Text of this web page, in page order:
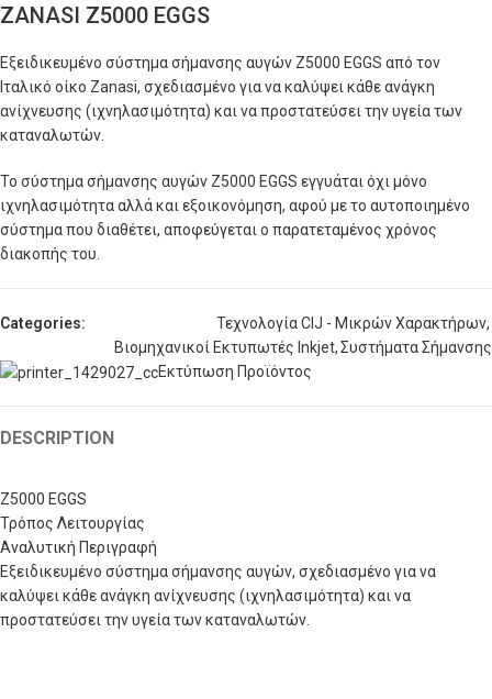
ZANASI Z5000 EGGS
Εξειδικευμένο σύστημα σήμανσης αυγών Z5000 EGGS από τον
Ιταλικό οίκο Zanasi, σχεδιασμένο για να καλύψει κάθε ανάγκη
ανίχνευσης (ιχνηλασιμότητα) και να προστατεύσει την υγεία των
καταναλωτών.
Το σύστημα σήμανσης αυγών Z5000 EGGS εγγυάται όχι μόνο
ιχνηλασιμότητα αλλά και εξοικονόμηση, αφού με το αυτοποιημένο
σύστημα που διαθέτει, αποφεύγεται ο παρατεταμένος χρόνος
διακοπής του.
Categories: Τεχνολογία CIJ - Μικρών Χαρακτήρων,
Βιομηχανικοί Εκτυπωτές Inkjet,Συστήματα Σήμανσης
Εκτύπωση Προϊόντος
DESCRIPTION
Z5000 EGGS
Τρόπος Λειτουργίας
Αναλυτική Περιγραφή
Εξειδικευμένο σύστημα σήμανσης αυγών, σχεδιασμένο για να
καλύψει κάθε ανάγκη ανίχνευσης (ιχνηλασιμότητα) και να
προστατεύσει την υγεία των καταναλωτών.